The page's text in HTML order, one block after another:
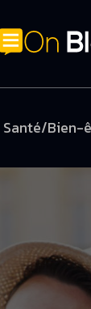
Santé/Bien-